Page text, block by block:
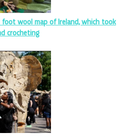
foot wool map of Ireland, which took
crocheting